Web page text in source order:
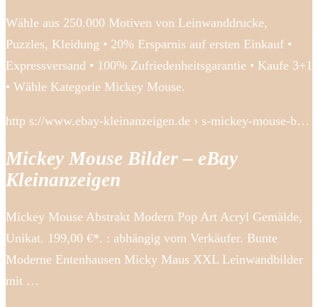
Wähle aus 250.000 Motiven von Leinwanddrucke,
Puzzles, Kleidung • 20% Ersparnis auf ersten Einkauf •
Expressversand • 100% Zufriedenheitsgarantie • Kaufe 3+1
• Wähle Kategorie Mickey Mouse.
http s://www.ebay-kleinanzeigen.de › s-mickey-mouse-b…
Mickey Mouse Bilder – eBay
Kleinanzeigen
Mickey Mouse Abstrakt Modern Pop Art Acryl Gemälde,
Unikat. 199,00 €*. : abhängig vom Verkäufer. Bunte
Moderne Entenhausen Micky Maus XXL Leinwandbilder
mit …